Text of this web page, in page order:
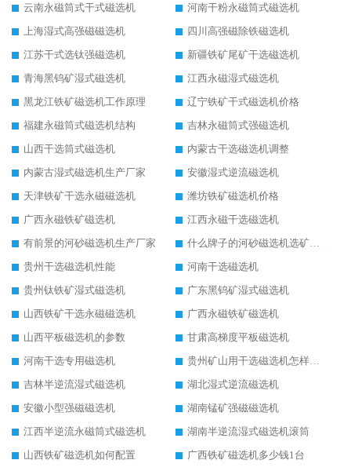
云南永磁筒式干式磁选机
河南干粉永磁筒式磁选机
上海湿式高强磁磁选机
四川高强磁除铁磁选机
江苏干式选钛强磁选机
新疆铁矿尾矿干选磁选机
青海黑钨矿湿式磁选机
江西永磁湿式磁选机
黑龙江铁矿磁选机工作原理
辽宁铁矿干式磁选机价格
福建永磁筒式磁选机结构
吉林永磁筒式强磁选机
山西干选筒式磁选机
内蒙古干选磁选机调整
内蒙古湿式磁选机生产厂家
安徽湿式逆流磁选机
天津铁矿干选永磁磁选机
潍坊铁矿磁选机价格
广西永磁铁矿磁选机
江西永磁干选磁选机
有前景的河砂磁选机生产厂家
贵州干选磁选机性能
河南干选磁选机
贵州钛铁矿湿式磁选机
广东黑钨矿湿式磁选机
山西铁矿干选永磁磁选机
广西永磁铁矿磁选机
山西平板磁选机的参数
甘肃高梯度平板磁选机
河南干选专用磁选机
吉林半逆流湿式磁选机
湖北湿式逆流磁选机
安徽小型强磁磁选机
湖南锰矿强磁磁选机
江西半逆流永磁筒式磁选机
湖南半逆流湿式磁选机滚筒
山西铁矿磁选机如何配置
广西铁矿磁选机多少钱1台